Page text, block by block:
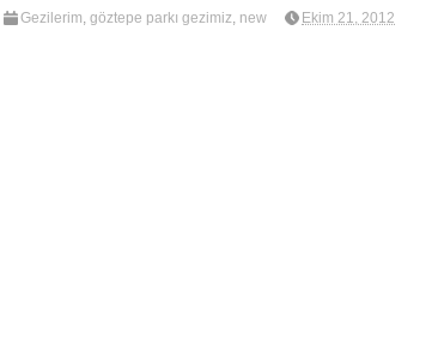
Gezilerim, göztepe parkı gezimiz, new Ekim 21, 2012